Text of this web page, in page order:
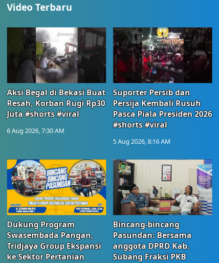
Video Terbaru
Aksi Begal di Bekasi Buat
Resah, Korban Rugi Rp30
Juta #shorts #viral
6 Aug 2026, 7:30 AM
Suporter Persib dan
Persija Kembali Rusuh
Pasca Piala Presiden 2026
#shorts #viral
5 Aug 2026, 8:16 AM
Dukung Program
Swasembada Pangan,
Tridjaya Group Ekspansi
ke Sektor Pertanian
Bincang-bincang
Pasundan: Bersama
anggota DPRD Kab.
Subang Fraksi PKB